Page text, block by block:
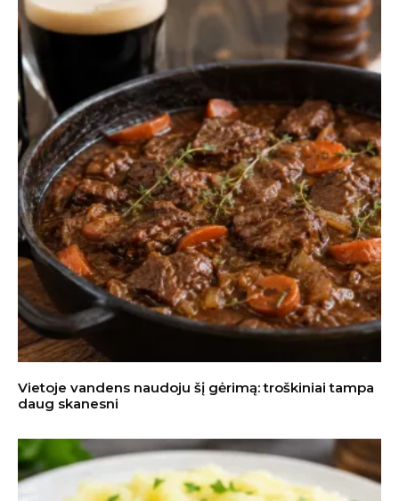
Vietoje vandens naudoju šį gėrimą: troškiniai tampa
daug skanesni